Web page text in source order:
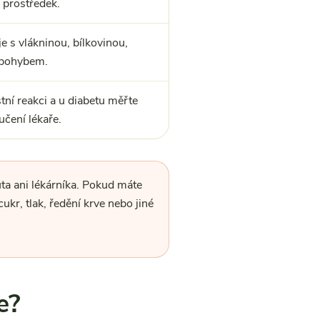
s vlákninou, bílkovinou,
reakci a u diabetu měřte
lékaře.
ani lékárníka. Pokud máte
tlak, ředění krve nebo jiné